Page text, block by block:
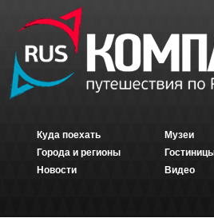
Куда поехать
Города и регионы
Новости
Музеи
Видео